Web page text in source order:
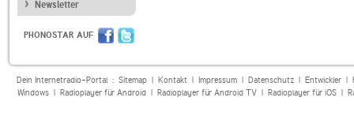
Newsletter
PHONOSTAR AUF
Dein Internetradio-Portal : Sitemap| Kontakt| Impressum| Datenschutz| Entwickler|
Windows| Radioplayer für Android| Radioplayer für Android TV| Radioplayer für iOS|